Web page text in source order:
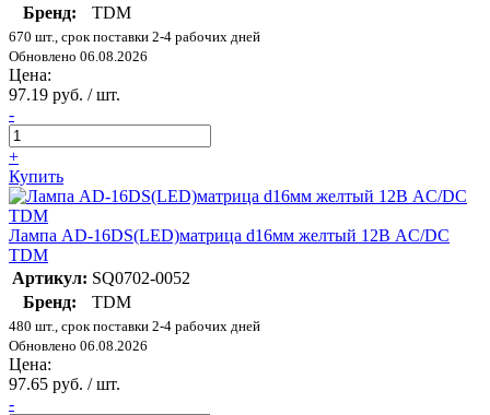
Бренд:
TDM
670 шт., срок поставки 2-4 рабочих дней
Обновлено 06.08.2026
Цена:
97.19 руб. / шт.
-
+
Купить
Лампа AD-16DS(LED)матрица d16мм желтый 12В AC/DC
TDM
Артикул: SQ0702-0052
Бренд:
TDM
480 шт., срок поставки 2-4 рабочих дней
Обновлено 06.08.2026
Цена:
97.65 руб. / шт.
-